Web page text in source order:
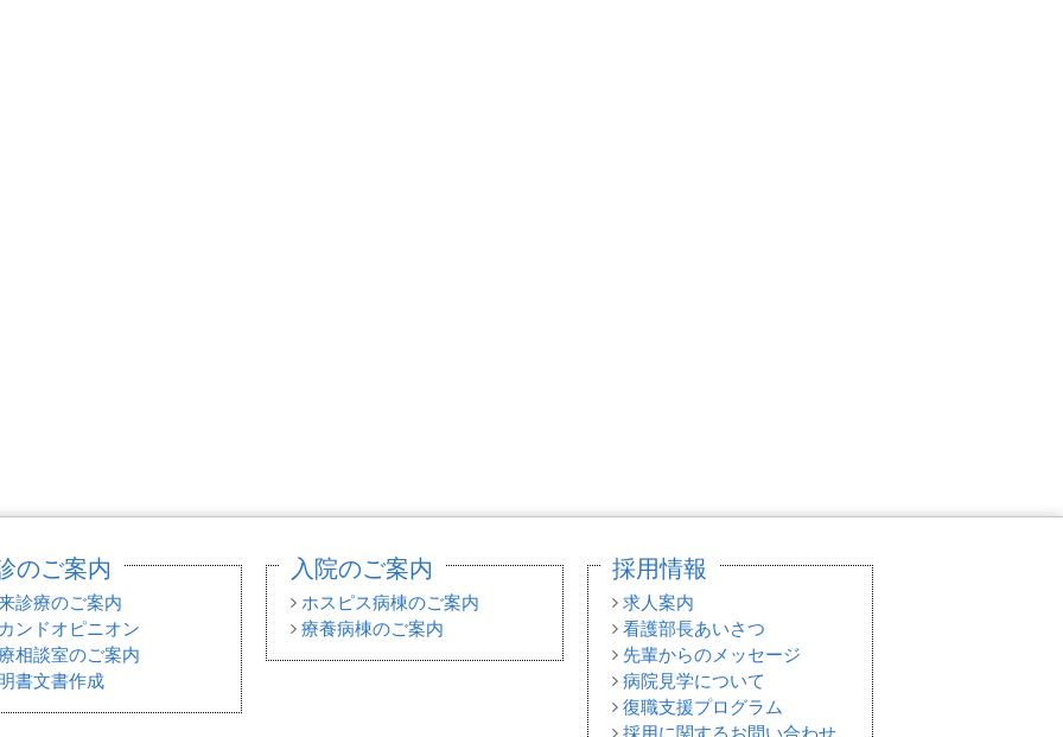
のご案内
診療のご案内
ンドオピニオン
相談室のご案内
書文書作成
入院のご案内
ホスピス病棟のご案内
療養病棟のご案内
採用情報
求人案内
看護部長あいさつ
先輩からのメッセージ
病院見学について
復職支援プログラム